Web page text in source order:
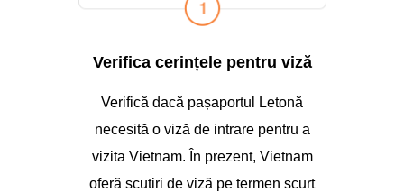
Verifica cerințele pentru viză
Verifică dacă pașaportul Letonă
necesită o viză de intrare pentru a
vizita Vietnam. În prezent, Vietnam
oferă scutiri de viză pe termen scurt